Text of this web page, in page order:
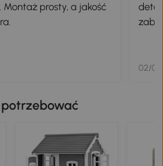
prosty, a jakość
02/
potrzebować